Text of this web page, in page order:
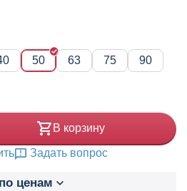
50 63 75
90
В корзину
Задать вопрос
ценам